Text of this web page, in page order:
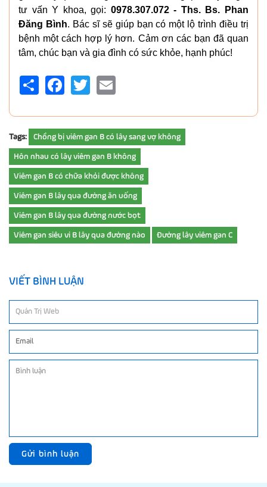
tư vấn Y khoa, gọi: 0978.307.072 - Ths. Bs. Phan
Đăng Bình. Bác sĩ sẽ giúp bạn có một lộ trình điều trị
bệnh một cách hợp lý hơn. Cảm ơn các bạn đã quan
tâm, chúc bạn và gia đình có sức khỏe, hạnh phúc!
Share FacebookTwitter
Tags: Chồng bị viêm gan B có lây sang vợ không
Hôn nhau có lây viêm gan B không
Viêm gan B có chữa khỏi được không
Viêm gan B lây qua đường ăn uống
Viêm gan B lây qua đường nước bọt
Viêm gan siêu vi B lây qua đường nào Đường lây viêm gan C
VIẾT BÌNH LUẬN
Gửi bình luận